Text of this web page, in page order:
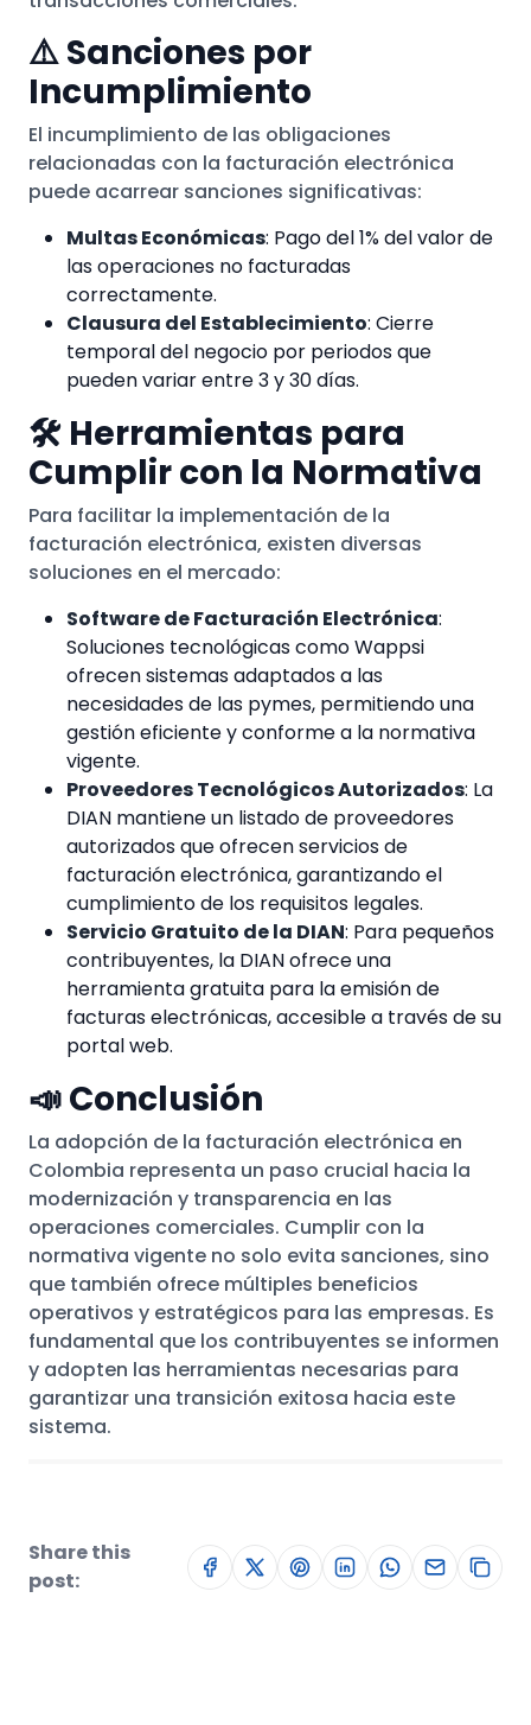
⚠️ Sanciones por
Incumplimiento
El incumplimiento de las obligaciones
relacionadas con la facturación electrónica
puede acarrear sanciones significativas:
Multas Económicas: Pago del 1% del valor de
las operaciones no facturadas
correctamente.
Clausura del Establecimiento: Cierre
temporal del negocio por periodos que
pueden variar entre 3 y 30 días.
🛠️ Herramientas para
Cumplir con la Normativa
Para facilitar la implementación de la
facturación electrónica, existen diversas
soluciones en el mercado:
Software de Facturación Electrónica:
Soluciones tecnológicas como Wappsi
ofrecen sistemas adaptados a las
necesidades de las pymes, permitiendo una
gestión eficiente y conforme a la normativa
vigente.
Proveedores Tecnológicos Autorizados: La
DIAN mantiene un listado de proveedores
autorizados que ofrecen servicios de
facturación electrónica, garantizando el
cumplimiento de los requisitos legales.
Servicio Gratuito de la DIAN: Para pequeños
contribuyentes, la DIAN ofrece una
herramienta gratuita para la emisión de
facturas electrónicas, accesible a través de su
portal web.
📣 Conclusión
La adopción de la facturación electrónica en
Colombia representa un paso crucial hacia la
modernización y transparencia en las
operaciones comerciales. Cumplir con la
normativa vigente no solo evita sanciones, sino
que también ofrece múltiples beneficios
operativos y estratégicos para las empresas. Es
fundamental que los contribuyentes se informen
y adopten las herramientas necesarias para
garantizar una transición exitosa hacia este
sistema.
Share this
post: